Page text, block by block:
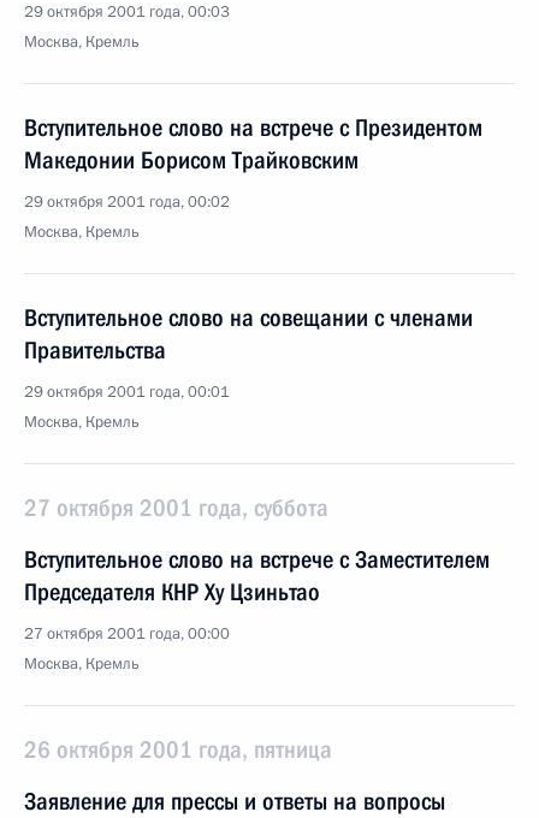
29 октября 2001 года, 00:03
Москва, Кремль
Вступительное слово на встрече с Президентом
Македонии Борисом Трайковским
29 октября 2001 года, 00:02
Москва, Кремль
Вступительное слово на совещании с членами
Правительства
29 октября 2001 года, 00:01
Москва, Кремль
27 октября 2001 года, суббота
Вступительное слово на встрече с Заместителем
Председателя КНР Ху Цзиньтао
27 октября 2001 года, 00:00
Москва, Кремль
26 октября 2001 года, пятница
Заявление для прессы и ответы на вопросы